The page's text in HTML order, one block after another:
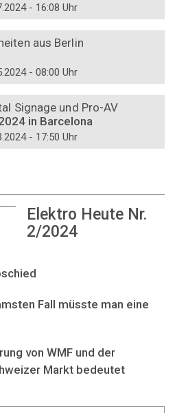
- 16:08 Uhr
aus Berlin
- 08:00 Uhr
Signage und Pro-AV
in Barcelona
- 17:50 Uhr
Elektro Heute Nr.
2/2024
Fall müsste man eine
von WMF und der
Markt bedeutet